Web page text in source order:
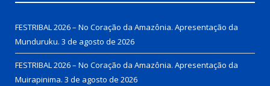
FESTRIBAL 2026 – No Coração da Amazônia. Apresentação da
Munduruku. 3 de agosto de 2026
FESTRIBAL 2026 – No Coração da Amazônia. Apresentação da
Muirapinima. 3 de agosto de 2026